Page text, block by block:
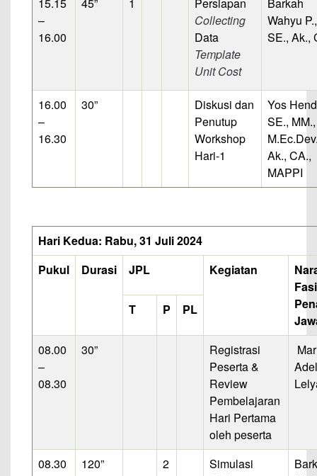
–
16.00
Collecting
Data
Template
Unit Cost
Wahyu P.,
SE., Ak.,
16.00
–
16.30
30”
Diskusi dan
Penutup
Workshop
Hari-1
Yos
SE., MM.,
Ak., CA.,
MAPPI
Hari Kedua: Rabu, 31 Juli 2024
Pukul
Durasi JPL Kegiatan
T P PL
08.00
–
08.30
30”
Registrasi
Peserta &
Review
Pembelajaran
Hari Pertama
oleh peserta
08.30
120” 2
Simulasi